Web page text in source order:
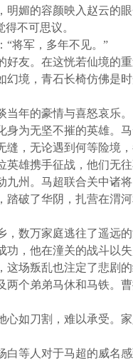
媚的容颜映入赵云的眼
得不可思议。
“将军，多年不见。 ”
好友。在这恍若仙境的
幻境，青石长椅仿佛是
年的豪情与喜怒哀乐。
身为无坚不摧的英雄。
，无论遇到何等险境
雄携手征战，他们无
九州。马超联合关中诸
踏破了华阴，扎营在渭
，数万家庭逃往了遥远
功，他在潼关的战斗以
场叛乱也注定了悲剧的
两个弟弟马休和马铁。
心如刀割，难以承受。
白等人对于马超的威名